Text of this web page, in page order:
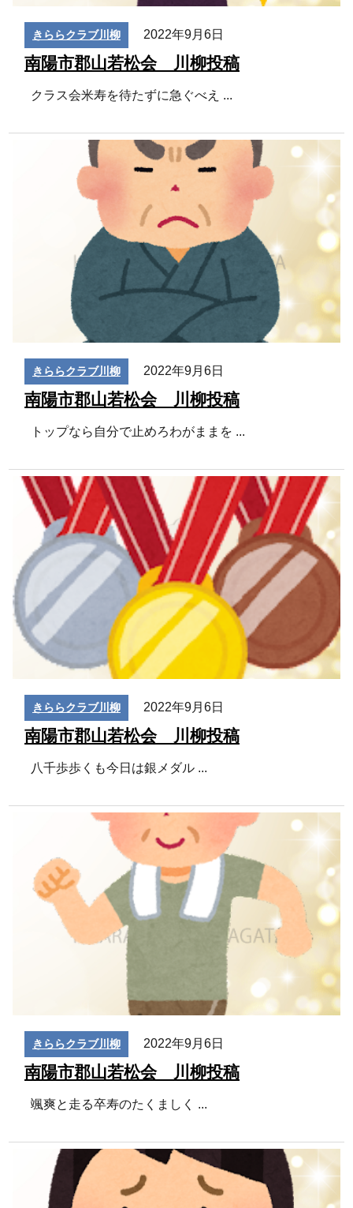
きららクラブ川柳 2022年9月6日
南陽市郡山若松会 川柳投稿
クラス会米寿を待たずに急ぐべえ
きららクラブ川柳 2022年9月6日
南陽市郡山若松会 川柳投稿
トップなら自分で止めろわがままを
きららクラブ川柳 2022年9月6日
南陽市郡山若松会 川柳投稿
八千歩歩くも今日は銀メダル
きららクラブ川柳 2022年9月6日
南陽市郡山若松会 川柳投稿
颯爽と走る卒寿のたくましく